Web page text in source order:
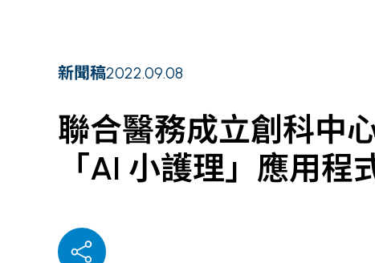
新聞稿2022.09.08
聯合醫務成立創科中
「AI 小護理」應用程